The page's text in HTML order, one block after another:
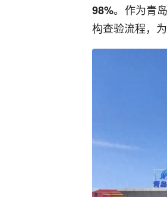
98%。作为青
构查验流程，